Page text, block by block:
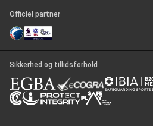
Officiel partner
Sikkerhed og tillidsforhold